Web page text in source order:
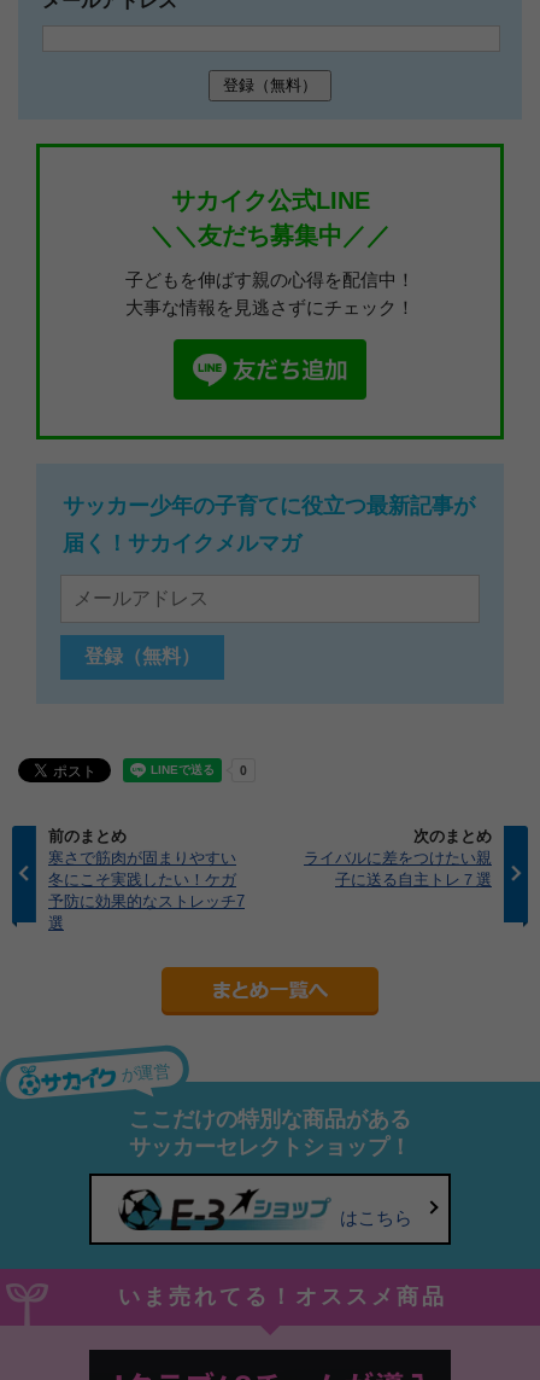
サカイク公式LINE
＼＼友だち募集中／／
子どもを伸ばす親の心得を配信中！
大事な情報を見逃さずにチェック！
サッカー少年の子育てに役立つ最新記事が
届く！サカイクメルマガ
前のまとめ
寒さで筋肉が固まりやすい
冬にこそ実践したい！ケガ
予防に効果的なストレッチ7
選
次のまとめ
ライバルに差をつけたい親
子に送る自主トレ７選
が運営
ここだけの特別な商品がある
サッカーセレクトショップ！
はこちら
いま売れてる！オススメ商品